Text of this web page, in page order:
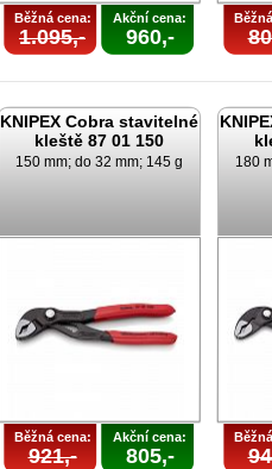
Běžná cena:
1.095,-
Akční cena:
960,-
KNIPEX Cobra stavitelné
kleště 87 01 150
150 mm; do 32 mm; 145 g
Běžná cena:
921,-
Akční cena:
805,-
180